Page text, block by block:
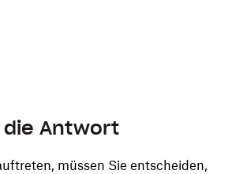
die Antwort
müssen Sie entscheiden,